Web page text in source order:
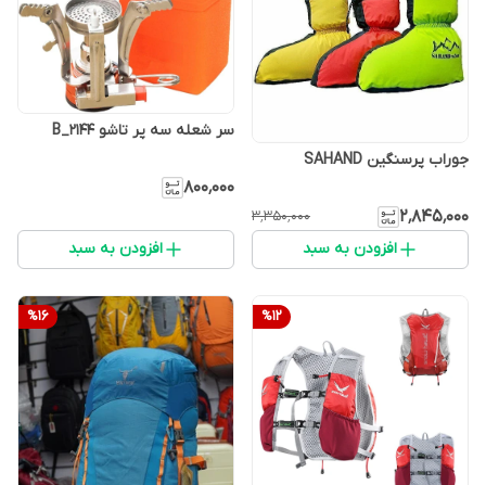
جوراب پرسنگین SAHAND
۲٬۸۴۵٬۰۰۰ ۳٬۳۵۰٬۰۰۰
افزودن به سبد
سر شعله سه پر تاشو 2144_B
۸۰۰٬۰۰۰
افزودن به سبد
%12
%16